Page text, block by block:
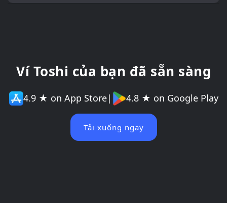
Ví Toshi của bạn đã sẵn sàng
4.9 ★ on App Store| 4.8 ★ on Google Play
Tải xuống ngay